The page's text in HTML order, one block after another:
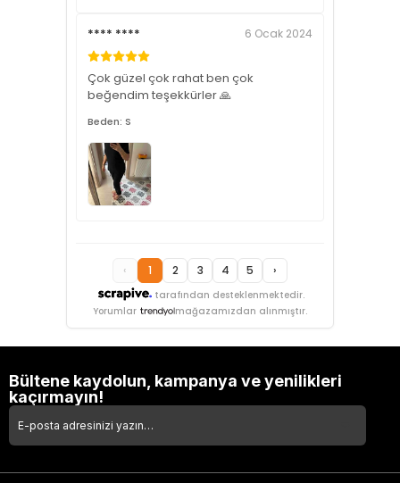
**** **** 6 Ocak 2024
Çok güzel çok rahat ben çok
beğendim teşekkürler 🙏
Beden: S
tarafından desteklenmektedir.
‹ 1 2 3 4 5 ›
Yorumlar mağazamızdan alınmıştır.
Bültene kaydolun, kampanya ve yenilikleri
kaçırmayın!